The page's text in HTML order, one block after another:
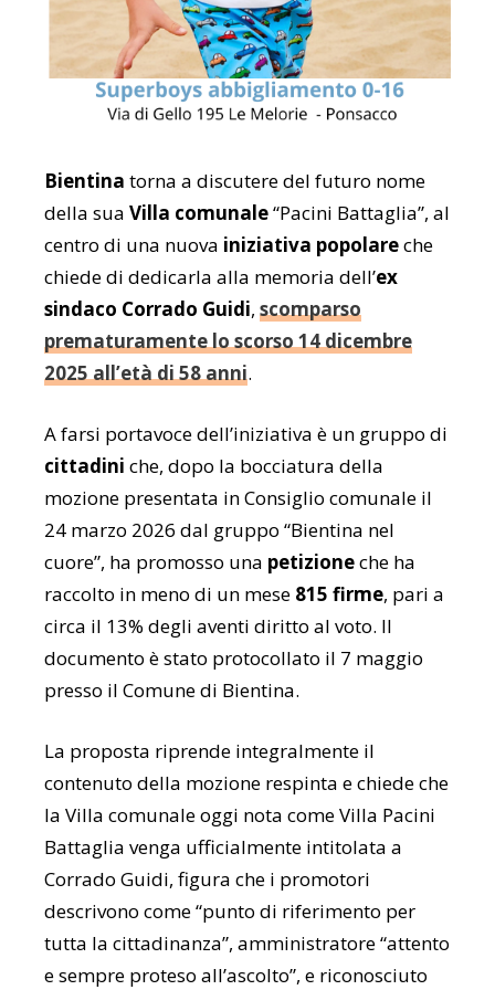
Bientina torna a discutere del futuro nome
della sua Villa comunale“Pacini Battaglia”, al
centro di una nuova iniziativa popolareche
chiede di dedicarla alla memoria dell’ex
sindaco Corrado Guidi, scomparso
prematuramente lo scorso 14 dicembre
2025 all’età di 58 anni.
A farsi portavoce dell’iniziativa è un gruppo di
cittadini che, dopo la bocciatura della
mozione presentata in Consiglio comunale il
24 marzo 2026 dal gruppo “Bientina nel
cuore”, ha promosso una petizioneche ha
raccolto in meno di un mese 815 firme, pari a
circa il 13% degli aventi diritto al voto. Il
documento è stato protocollato il 7 maggio
presso il Comune di Bientina.
La proposta riprende integralmente il
contenuto della mozione respinta e chiede che
la Villa comunale oggi nota comeVilla Pacini
Battaglia venga ufficialmente intitolata a
Corrado Guidi, figura che i promotori
descrivono come “punto di riferimento per
tutta la cittadinanza”, amministratore “attento
e sempre proteso all’ascolto”, e riconosciuto